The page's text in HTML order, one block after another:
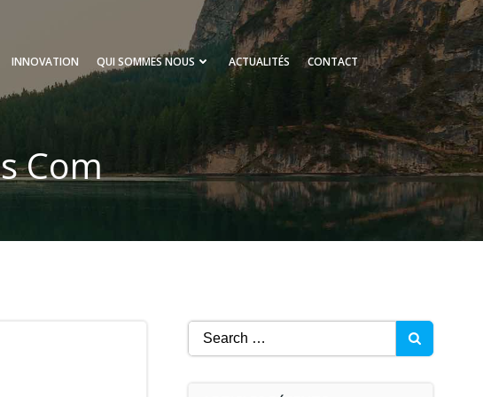
INNOVATION QUI SOMMES NOUS ACTUALITÉS CONTACT
Com
Search
for: